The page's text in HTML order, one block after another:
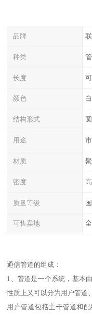
品牌
种类
长度
颜色
结构形式
用途
材质
密度
质量等级
可售卖地
通信管道的组成：
1、管道是一个系统，基本
性质上又可以分为用户管道
用户管道包括主干管道和